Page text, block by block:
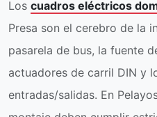
Los cuadros eléctricos
Presa son el cerebro de la
pasarela de bus, la fuente
actuadores de carril DIN y
entradas/salidas. En